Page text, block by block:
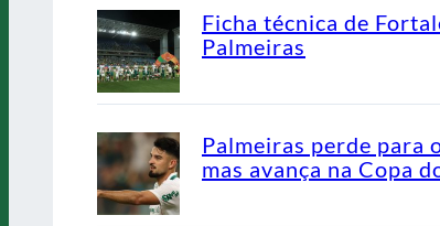
Ficha técnica de
Palmeiras
Palmeiras perde para
mas avança na Copa